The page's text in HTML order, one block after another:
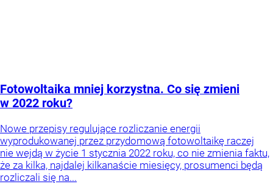
Fotowoltaika mniej korzystna. Co się zmieni
w 2022 roku?
Nowe przepisy regulujące rozliczanie energii
wyprodukowanej przez przydomową fotowoltaikę raczej
nie wejdą w życie 1 stycznia 2022 roku, co nie zmienia faktu,
że za kilka, najdalej kilkanaście miesięcy, prosumenci będą
rozliczali się na...